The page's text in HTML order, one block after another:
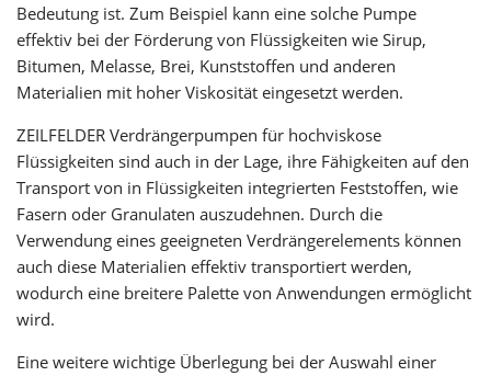
Bedeutung ist. Zum Beispiel kann eine solche Pumpe
effektiv bei der Förderung von Flüssigkeiten wie Sirup,
Bitumen, Melasse, Brei, Kunststoffen und anderen
Materialien mit hoher Viskosität eingesetzt werden.
ZEILFELDER Verdrängerpumpen für hochviskose
Flüssigkeiten sind auch in der Lage, ihre Fähigkeiten auf den
Transport von in Flüssigkeiten integrierten Feststoffen, wie
Fasern oder Granulaten auszudehnen. Durch die
Verwendung eines geeigneten Verdrängerelements können
auch diese Materialien effektiv transportiert werden,
wodurch eine breitere Palette von Anwendungen ermöglicht
wird.
Eine weitere wichtige Überlegung bei der Auswahl einer